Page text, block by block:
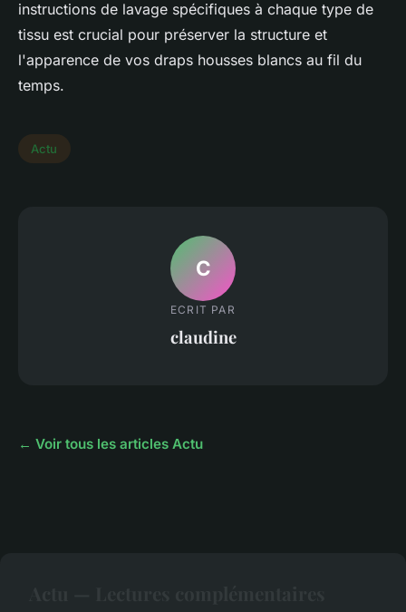
instructions de lavage spécifiques à chaque type de
tissu est crucial pour préserver la structure et
l'apparence de vos draps housses blancs au fil du
temps.
Actu
C
ECRIT PAR
claudine
← Voir tous les articles Actu